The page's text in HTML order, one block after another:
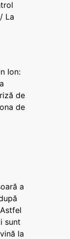
La
Ion:
de
de
a
sunt
la